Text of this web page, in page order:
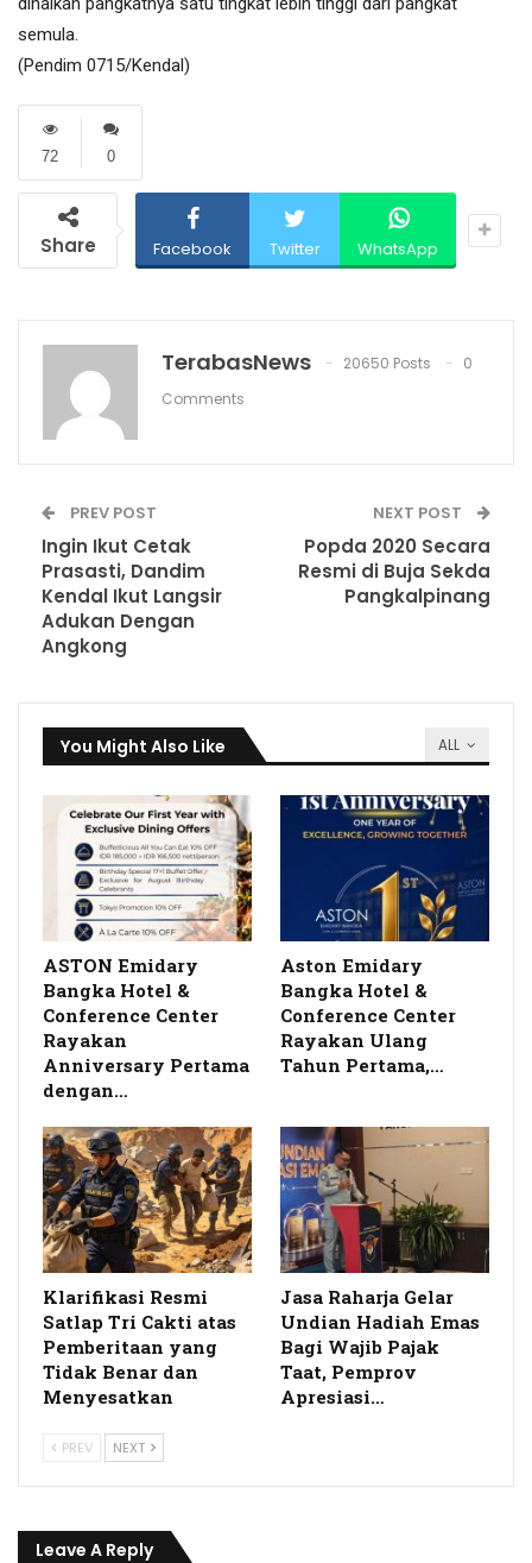
semula.
(Pendim 0715/Kendal)
0
72
Share Facebook Twitter WhatsApp
TerabasNews 20650 Posts
0
Comments
PREV POST
Ingin Ikut Cetak
Prasasti, Dandim
Kendal Ikut Langsir
Adukan Dengan
Angkong
NEXT POST
Popda 2020 Secara
Resmi di Buja Sekda
Pangkalpinang
ALL
You Might Also Like
ASTON Emidary
Bangka Hotel &
Conference Center
Rayakan
Anniversary Pertama
dengan…
Aston Emidary
Bangka Hotel &
Conference Center
Rayakan Ulang
Tahun Pertama,…
Klarifikasi Resmi
Satlap Tri Cakti atas
Pemberitaan yang
Tidak Benar dan
Menyesatkan
Jasa Raharja Gelar
Undian Hadiah Emas
Bagi Wajib Pajak
Taat, Pemprov
Apresiasi…
PREV NEXT
Leave A Reply